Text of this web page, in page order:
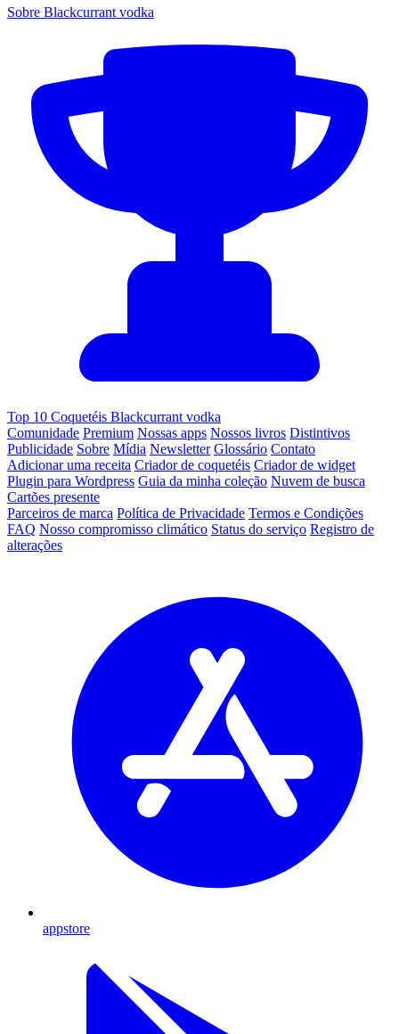
Sobre Blackcurrant vodka
Top 10 Coquetéis Blackcurrant vodka
Comunidade Premium Nossas apps Nossos livros Distintivos
Publicidade Sobre Mídia Newsletter Glossário Contato
Adicionar uma receita Criador de coquetéis Criador de widget
Plugin para Wordpress Guia da minha coleção Nuvem de busca
Cartões presente
Parceiros de marca Política de Privacidade Termos e Condições
FAQ Nosso compromisso climático Status do serviço Registro de
alterações
appstore